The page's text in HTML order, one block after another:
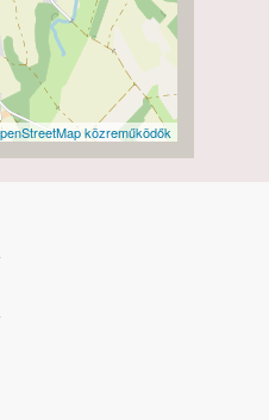
közreműködők